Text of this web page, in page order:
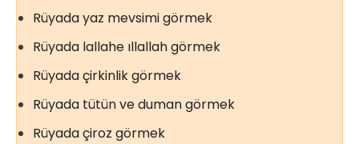
Rüyada yaz mevsimi görmek
Rüyada lallahe ıllallah görmek
Rüyada çirkinlik görmek
Rüyada tütün ve duman görmek
Rüyada çiroz görmek